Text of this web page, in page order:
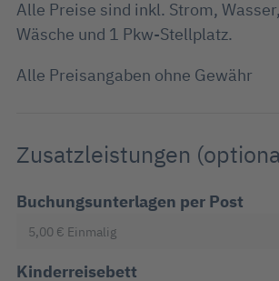
Alle Preise sind inkl. Strom,
Wäsche und 1 Pkw-Stellplatz.
Alle Preisangaben ohne Gewähr
Zusatzleistungen
Buchungsunterlagen per Post
5,00 € Einmalig
Kinderreisebett